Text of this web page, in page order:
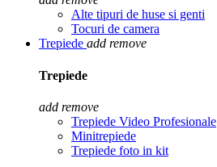
Alte tipuri de huse si genti
Tocuri de camera
Trepiede add remove
Trepiede
add remove
Trepiede Video Profesionale
Minitrepiede
Trepiede foto in kit